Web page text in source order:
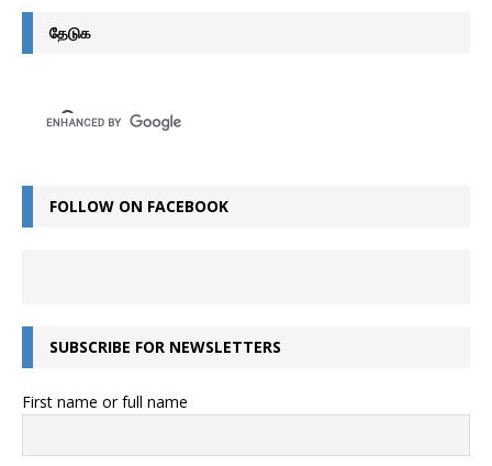
தேடுக
FOLLOW ON FACEBOOK
SUBSCRIBE FOR NEWSLETTERS
First name or full name